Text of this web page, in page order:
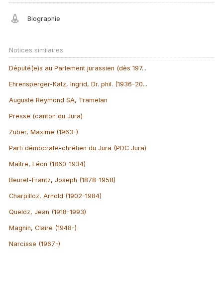
Biographie
Notices similaires
Député(e)s au Parlement jurassien (dès 197...
Ehrensperger-Katz, Ingrid, Dr. phil. (1936-20...
Auguste Reymond SA, Tramelan
Presse (canton du Jura)
Zuber, Maxime (1963-)
Parti démocrate-chrétien du Jura (PDC Jura)
Maître, Léon (1860-1934)
Beuret-Frantz, Joseph (1878-1958)
Charpilloz, Arnold (1902-1984)
Queloz, Jean (1918-1993)
Magnin, Claire (1948-)
Narcisse (1967-)